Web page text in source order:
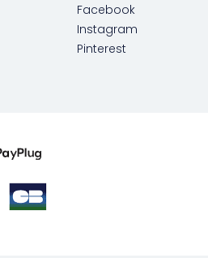
Facebook
Instagram
Pinterest